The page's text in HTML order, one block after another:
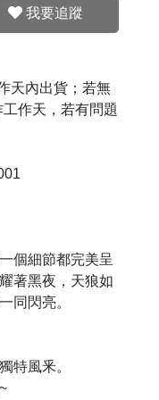
我要追蹤
天內出貨；若無
作天，若有問題
個細節都完美呈
著黑夜，天狼如
同閃亮。
特風釆。